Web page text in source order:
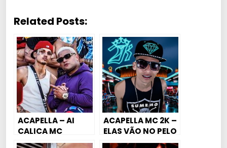
Related Posts:
ACAPELLA – AI
CALICA MC
CYCLOPE
ACAPELLA MC 2K –
ELAS VÃO NO PELO